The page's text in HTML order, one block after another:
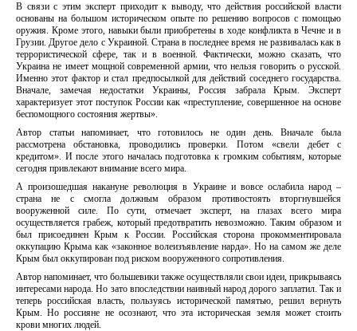
В связи с этим эксперт приходит к выводу, что действия российской власти
основаны на большом историческом опыте по решению вопросов с помощью
оружия. Кроме этого, навыки были приобретены в ходе конфликта в Чечне и в
Грузии. Другое дело с Украиной. Страна в последнее время не развивалась как в
террористической сфере, так и в военной. Фактически, можно сказать, что
Украина не имеет мощной современной армии, что нельзя говорить о русской.
Именно этот фактор и стал предпосылкой для действий соседнего государства.
Вначале, замечая недостатки Украины, Россия забрала Крым. Эксперт
характеризует этот поступок России как «преступление, совершенное на основе
беспомощного состояния жертвы».
Автор статьи напоминает, что готовилось не один день. Вначале была
рассмотрена обстановка, проводились проверки. Потом «свели дебет с
кредитом». И после этого началась подготовка к громким событиям, которые
сегодня привлекают внимание всего мира.
А произошедшая накануне революция в Украине и вовсе ослабила народ –
страна не с смогла должным образом противостоять вторгнувшейся
вооруженной силе. По сути, отмечает эксперт, на глазах всего мира
осуществляется грабеж, который предотвратить невозможно. Таким образом и
был присоединен Крым к России. Российская сторона прокомментировала
оккупацию Крыма как «законное волеизъявление нарда». Но на самом же деле
Крым был оккупирован под риском вооруженного сопротивления.
Автор напоминает, что большевики также осуществляли свои идеи, прикрываясь
интересами народа. Но зато впоследствии наивный народ дорого заплатил. Так и
теперь российская власть, пользуясь исторической памятью, решил вернуть
Крым. Но россияне не осознают, что эта историческая земля может стоить
крови многих людей.